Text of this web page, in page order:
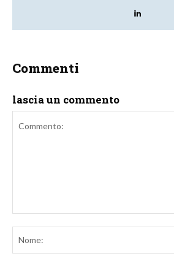
Commenti
lascia un commento